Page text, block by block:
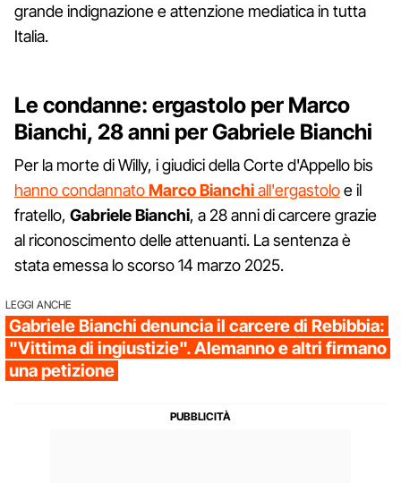
grande indignazione e attenzione mediatica in tutta
Italia.
Le condanne: ergastolo per Marco
Bianchi, 28 anni per Gabriele Bianchi
Per la morte di Willy, i giudici della Corte d'Appello bis
hanno condannatoMarco Bianchiall'ergastoloe il
fratello, Gabriele Bianchi, a 28 anni di carcere grazie
al riconoscimento delle attenuanti. La sentenza è
stata emessa lo scorso 14 marzo 2025.
LEGGI ANCHE
Gabriele Bianchi denuncia il carcere di Rebibbia:
"Vittima di ingiustizie". Alemanno e altri firmano
una petizione